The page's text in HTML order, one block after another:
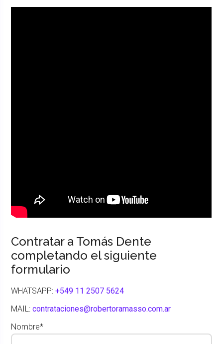
Contratar a Tomás Dente
completando el siguiente
formulario
WHATSAPP:+549 11 2507 5624
MAIL:contrataciones@robertoramasso.com.ar
Nombre*